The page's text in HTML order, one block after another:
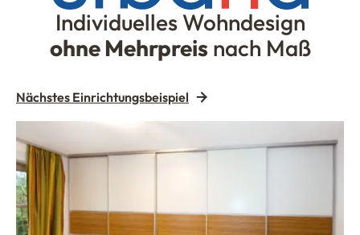
Urbana Möbel
Individuelles Wohndesign
ohne Mehrpreis nach Maß
Nächstes Einrichtungsbeispiel